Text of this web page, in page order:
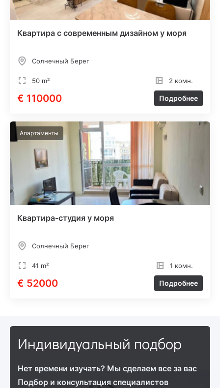
Квартира с современным дизайном у моря
Солнечный Берег
50 m² 2 комн.
€ 110000 Подробнее
Апартаменты
Квартира-студия у моря
Солнечный Берег
41 m² 1 комн.
€ 52000 Подробнее
Индивидуальный подбор
Нет времени изучать? Мы сделаем все за вас
Подбор и консультация специалистов